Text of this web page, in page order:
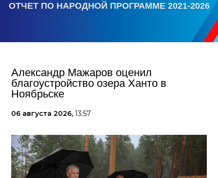
ОТЧЕТ ПО НАРОДНОЙ ПРОГРАММЕ 2021-2026
Александр Мажаров оценил
благоустройство озера Ханто в
Ноябрьске
06 августа 2026, 13:57